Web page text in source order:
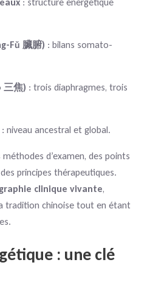
Fǔ 臟腑) : bilans somato-
三焦) : trois diaphragmes, trois
: niveau ancestral et global.
d’examen, des points
principes thérapeutiques.
clinique vivante,
tradition chinoise tout en étant
: une clé